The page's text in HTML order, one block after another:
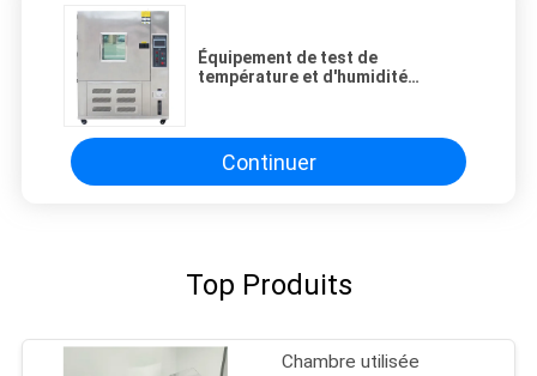
Équipement de test de
température et d'humidité
1 an
Continuer
Top Produits
Chambre utilisée